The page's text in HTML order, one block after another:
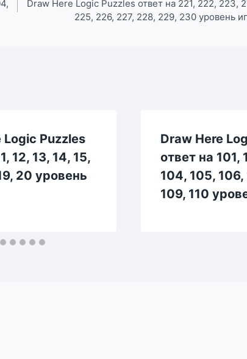
Draw Here Logic Puzzles ответ на 221, 222, 223,
225, 226, 227, 228, 229, 230 уровень
Logic Puzzles
12, 13, 14, 15,
20 уровень
Draw Here
ответ на 101,
104, 105, 106,
109, 110